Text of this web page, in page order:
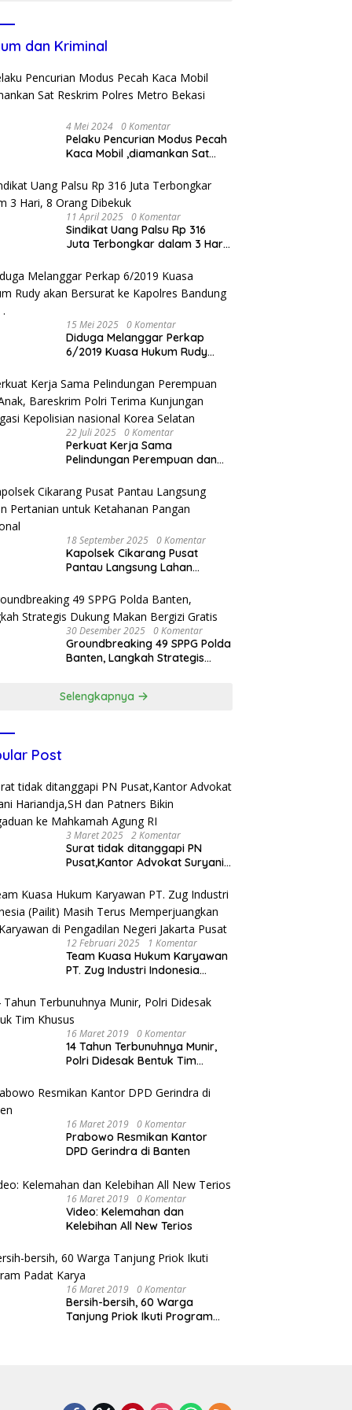
dan Kriminal
4 Mei 2024 0 Komentar
Pelaku Pencurian Modus Pecah
Kaca Mobil ,diamankan Sat
Kota
11 April 2025 0 Komentar
Sindikat Uang Palsu Rp 316
Juta Terbongkar dalam 3 Hari,
15 Mei 2025 0 Komentar
Diduga Melanggar Perkap
6/2019 Kuasa Hukum Rudy
Bandung Kota .
22 Juli 2025 0 Komentar
Perkuat Kerja Sama
Pelindungan Perempuan dan
Kunjungan Delegasi Kepolisian
nasional Korea Selatan
18 September 2025 0 Komentar
Kapolsek Cikarang Pusat
Pantau Langsung Lahan
Pangan Nasional
30 Desember 2025 0 Komentar
Groundbreaking 49 SPPG Polda
Banten, Langkah Strategis
Selengkapnya
Post
3 Maret 2025 2 Komentar
Surat tidak ditanggapi PN
Pusat,Kantor Advokat Suryani
Pengaduan ke Mahkamah
Agung RI
12 Februari 2025 1 Komentar
Team Kuasa Hukum Karyawan
PT. Zug Industri Indonesia
Memperjuangkan Hak
Karyawan di Pengadilan Negeri
Jakarta Pusat
16 Maret 2019 0 Komentar
14 Tahun Terbunuhnya Munir,
Polri Didesak Bentuk Tim
16 Maret 2019 0 Komentar
Prabowo Resmikan Kantor
DPD Gerindra di Banten
16 Maret 2019 0 Komentar
Video: Kelemahan dan
Kelebihan All New Terios
16 Maret 2019 0 Komentar
Bersih-bersih, 60 Warga
Tanjung Priok Ikuti Program